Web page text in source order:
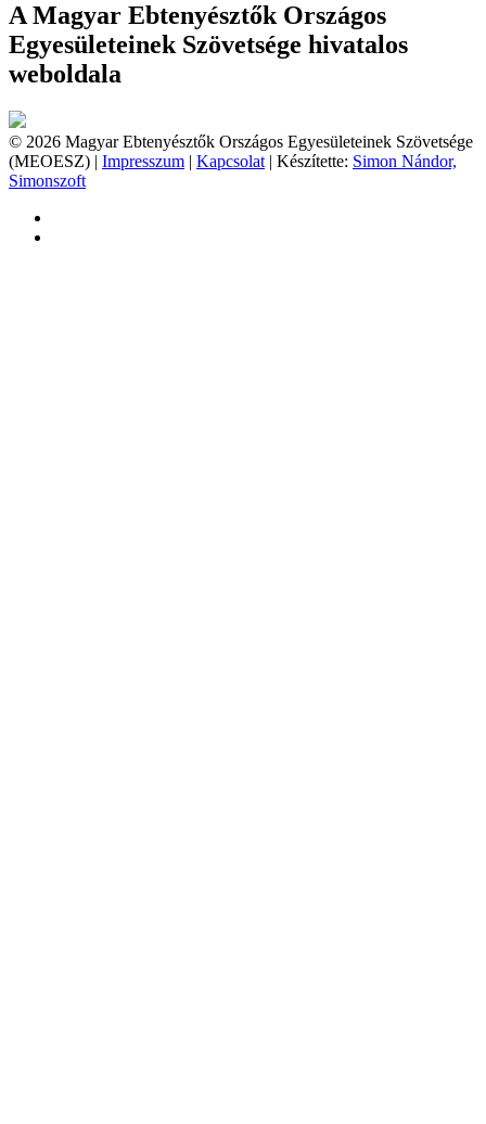
A Magyar Ebtenyésztők Országos
Egyesületeinek Szövetsége hivatalos
weboldala
© 2026 Magyar Ebtenyésztők Országos Egyesületeinek Szövetsége
(MEOESZ) | Impresszum | Kapcsolat | Készítette: Simon Nándor,
Simonszoft